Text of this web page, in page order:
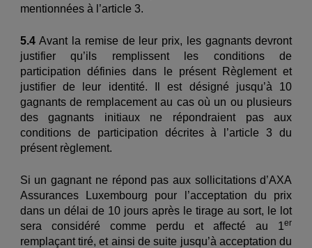
mentionnées à l’article 3.
5.4Avant la remise de leur prix, les gagnants devront
justifier qu’ils remplissent les conditions de
participation définies dans le présent Règlement et
justifier de leur identité. Il est désigné jusqu’à 10
gagnants de remplacement au cas où un ou plusieurs
des gagnants initiaux ne répondraient pas aux
conditions de participation décrites à l’article 3 du
présent règlement.
Si un gagnant ne répond pas aux sollicitations d’AXA
Assurances Luxembourg pour l’acceptation du prix
dans un délai de 10 jours après le tirage au sort, le lot
sera considéré comme perdu et affecté au 1er
remplaçant tiré, et ainsi de suite jusqu’à acceptation du